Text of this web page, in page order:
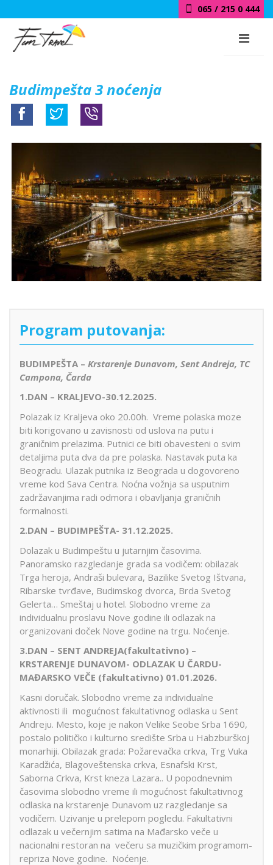
065 / 215 0 444
Budimpešta 3 noćenja
Program putovanja:
BUDIMPEŠTA – Krstarenje Dunavom, Sent Andreja, TC
Campona, Čarda
1.DAN – KRALJEVO-30.12.2025.
Polazak iz Kraljeva oko 20.00h. Vreme polaska moze
biti korigovano u zavisnosti od uslova na putu i
graničnim prelazima. Putnici ce biti obavesteni o svim
detaljima puta dva da pre polaska. Nastavak puta ka
Beogradu. Ulazak putnika iz Beograda u dogovoreno
vreme kod Sava Centra. Noćna vožnja sa usputnim
zadržavanjima radi odmora i obavljanja graničnih
formalnosti.
2.DAN – BUDIMPEŠTA- 31.12.2025.
Dolazak u Budimpeštu u jutarnjim časovima.
Panoramsko razgledanje grada sa vodičem: obilazak
Trga heroja, Andraši bulevara, Bazilike Svetog Ištvana,
Ribarske tvrđave, Budimskog dvorca, Brda Svetog
Gelerta… Smeštaj u hotel. Slobodno vreme za
individualnu proslavu Nove godine ili odlazak na
organizovani doček Nove godine na trgu. Noćenje.
3.DAN – SENT ANDREJA(fakultativno) –
KRSTARENJE DUNAVOM- ODLAZAK U ČARDU-
MAĐARSKO VEČE (fakultativno) 01.01.2026.
Kasni doručak. Slobodno vreme za individualne
aktivnosti ili mogućnost fakultativnog odlaska u Sent
Andreju. Mesto, koje je nakon Velike Seobe Srba 1690,
postalo političko i kulturno središte Srba u Habzburškoj
monarhiji. Obilazak grada: Požarevačka crkva, Trg Vuka
Karadžića, Blagoveštenska crkva, Esnafski Krst,
Saborna Crkva, Krst kneza Lazara.. U popodnevnim
časovima slobodno vreme ili mogućnost fakultativnog
odlaska na krstarenje Dunavom uz razgledanje sa
vodičem. Uzivanje u prelepom pogledu. Fakultativni
odlazak u večernjim satima na Mađarsko veče u
nacionalni restoran na večeru sa muzičkim programom-
repriza Nove godine. Noćenje.